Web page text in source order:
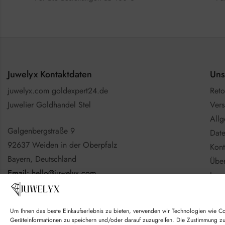
Um Ihnen das beste Einkaufserlebnis zu bieten, verwenden wir Technologien wie
Geräteinformationen zu speichern und/oder darauf zuzugreifen. Die Zustimmung
Juwelyx Kontaktdaten
juwelyx.com goldexpert24.de
Juwelier Goldhandel Stel
Galgenbergstraße 9
92637 Weiden in der Oberpfalz
Bayern, Deutschland
Email:hello@juwelyx.com
Nutzen Sie gerne das